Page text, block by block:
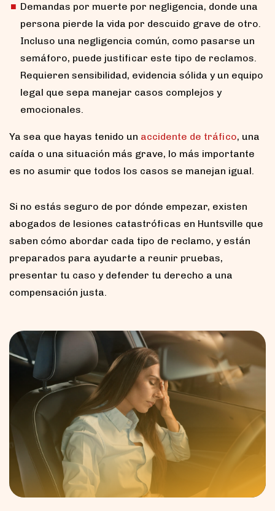
Demandas por muerte por negligencia, donde una
persona pierde la vida por descuido grave de otro.
Incluso una negligencia común, como pasarse un
semáforo, puede justificar este tipo de reclamos.
Requieren sensibilidad, evidencia sólida y un equipo
legal que sepa manejar casos complejos y
emocionales.
Ya sea que hayas tenido un accidente de tráfico, una
caída o una situación más grave, lo más importante
es no asumir que todos los casos se manejan igual.
Si no estás seguro de por dónde empezar, existen
abogados de lesiones catastróficas en Huntsville que
saben cómo abordar cada tipo de reclamo, y están
preparados para ayudarte a reunir pruebas,
presentar tu caso y defender tu derecho a una
compensación justa.